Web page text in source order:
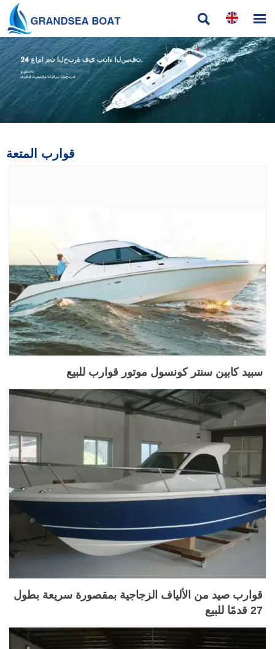
 
قوارب المتعة
سبيد كابين سنتر كونسول موتور قوارب للبيع
قوارب صيد من الألياف الزجاجية بمقصورة سريعة بطول
27 قدمًا للبيع